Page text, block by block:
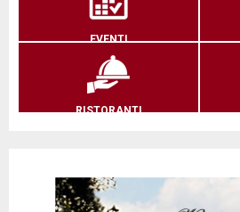
EVENTI
RISTORANTI